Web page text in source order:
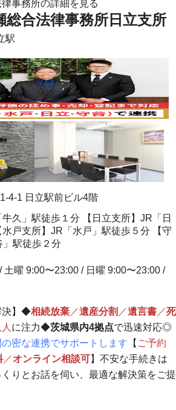
事務所の詳細を見る
総合法律事務所日立支所
駅
4-1 日立駅前ビル4階
牛久」駅徒歩１分 【日立支所】JR「日
戸支所】JR「水戸」駅徒歩５分 【守
駅徒歩２分
土曜 9:00〜23:00 / 日曜 9:00〜23:00 /
】 ◆相続放棄 ／遺産分割 ／遺言書 ／死
に注力◆茨城県内4拠点で迅速対応◎
密な連携でサポートします 【 ご予約
／オンライン相談可】不安な手続きは
りとお話を伺い、最適な解決策をご提